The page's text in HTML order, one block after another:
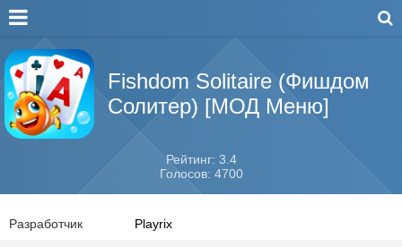
Fishdom Solitaire (Фишдом
Солитер) [МОД Меню]
Рейтинг: 3.4
Голосов: 4700
Разработчик Playrix